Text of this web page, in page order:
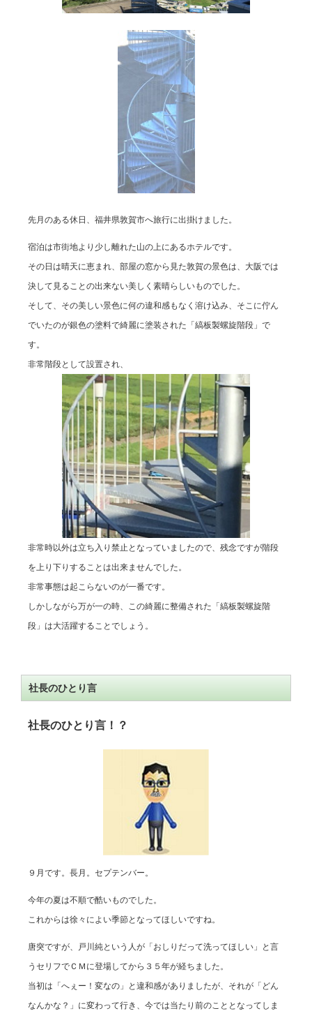
先月のある休日、福井県敦賀市へ旅行に出掛けました。
宿泊は市街地より少し離れた山の上にあるホテルです。
その日は晴天に恵まれ、部屋の窓から見た敦賀の景色は、大阪では
決して見ることの出来ない美しく素晴らしいものでした。
そして、その美しい景色に何の違和感もなく溶け込み、そこに佇ん
でいたのが銀色の塗料で綺麗に塗装された「縞板製螺旋階段」で
す。
非常階段として設置され、
非常時以外は立ち入り禁止となっていましたので、残念ですが階段
を上り下りすることは出来ませんでした。
非常事態は起こらないのが一番です。
しかしながら万が一の時、この綺麗に整備された「縞板製螺旋階
段」は大活躍することでしょう。
社長のひとり言
社長のひとり言！？
９月です。長月。セプテンバー。
今年の夏は不順で酷いものでした。
これからは徐々によい季節となってほしいですね。
唐突ですが、戸川純という人が「おしりだって洗ってほしい」と言
うセリフでＣＭに登場してから３５年が経ちました。
当初は「へぇー！変なの」と違和感がありましたが、それが「どん
なんかな？」に変わって行き、今では当たり前のこととなってしま